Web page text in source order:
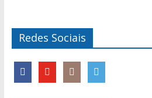
Redes Sociais